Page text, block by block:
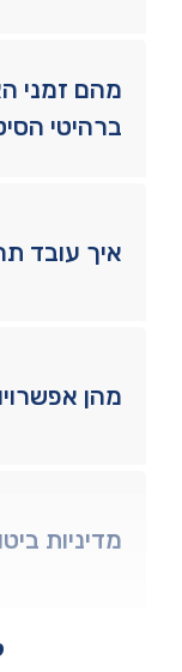
מהם זמני
ברהיטי
איך עובד
מהן
מדיניות